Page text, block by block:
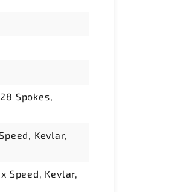
Spokes,
Kevlar,
Speed, Kevlar,